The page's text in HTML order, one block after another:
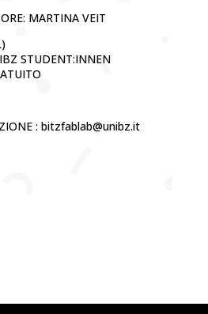
MARTINA VEIT
STUDENT:INNEN
: bitzfablab@unibz.it